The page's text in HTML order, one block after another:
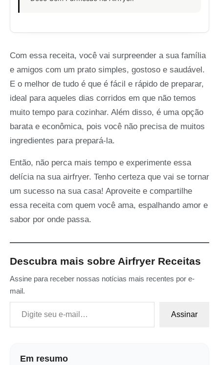
Com essa receita, você vai surpreender a sua família
e amigos com um prato simples, gostoso e saudável.
E o melhor de tudo é que é fácil e rápido de preparar,
ideal para aqueles dias corridos em que não temos
muito tempo para cozinhar. Além disso, é uma opção
barata e econômica, pois você não precisa de muitos
ingredientes para prepará-la.
Então, não perca mais tempo e experimente essa
delícia na sua airfryer. Tenho certeza que vai se tornar
um sucesso na sua casa! Aproveite e compartilhe
essa receita com quem você ama, espalhando amor e
sabor por onde passa.
Descubra mais sobre Airfryer Receitas
Assine para receber nossas notícias mais recentes por e-
mail.
Digite seu e-mail…
Assinar
Em resumo